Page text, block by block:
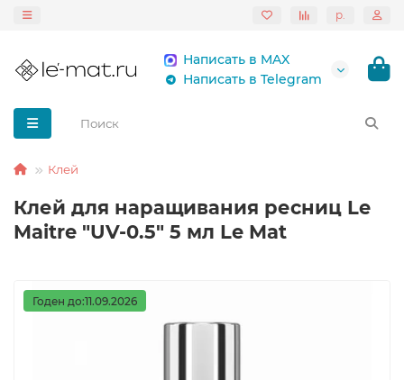
р.
Написать в MAX
Написать в Telegram
Клей
Клей для наращивания ресниц Le
Maitre "UV-0.5" 5 мл Le Mat
Годен до:11.09.2026